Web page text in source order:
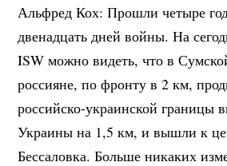
Альфред Кох: Прошли четыре
двенадцать дней войны. На
ISW можно видеть, что в
россияне, по фронту в 2 км,
российско-украинской границы
Украины на 1,5 км, и вышли к
Бессаловка. Больше никаких